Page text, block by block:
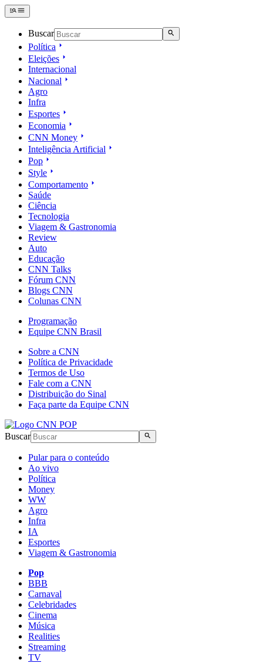
Buscar
Política
Eleições
Internacional
Nacional
Agro
Infra
Esportes
Economia
CNN Money
Inteligência Artificial
Pop
Style
Comportamento
Saúde
Ciência
Tecnologia
Viagem & Gastronomia
Review
Auto
Educação
CNN Talks
Fórum CNN
Blogs CNN
Colunas CNN
Programação
Equipe CNN Brasil
Sobre a CNN
Política de Privacidade
Termos de Uso
Fale com a CNN
Distribuição do Sinal
Faça parte da Equipe CNN
Buscar
Pular para o conteúdo
Ao vivo
Política
Money
WW
Agro
Infra
IA
Esportes
Viagem & Gastronomia
Pop
BBB
Carnaval
Celebridades
Cinema
Música
Realities
Streaming
TV